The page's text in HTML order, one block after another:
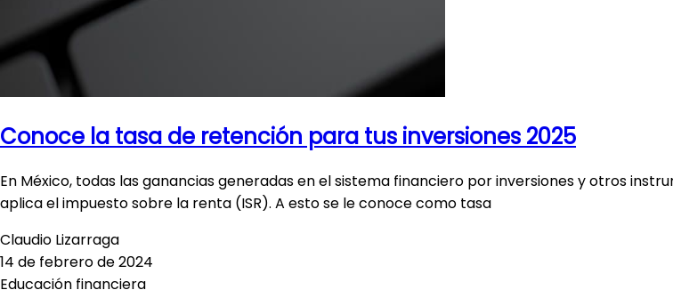
Conoce la tasa de retención para tus inversiones 2025
En México, todas las ganancias generadas en el sistema financiero por inversiones y otros
aplica el impuesto sobre la renta (ISR). A esto se le conoce como tasa
Claudio Lizarraga
14 de febrero de 2024
Educación financiera